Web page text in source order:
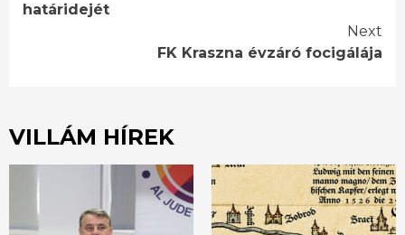
határidejét
Next
FK Kraszna évzáró focigálája
VILLÁM HÍREK